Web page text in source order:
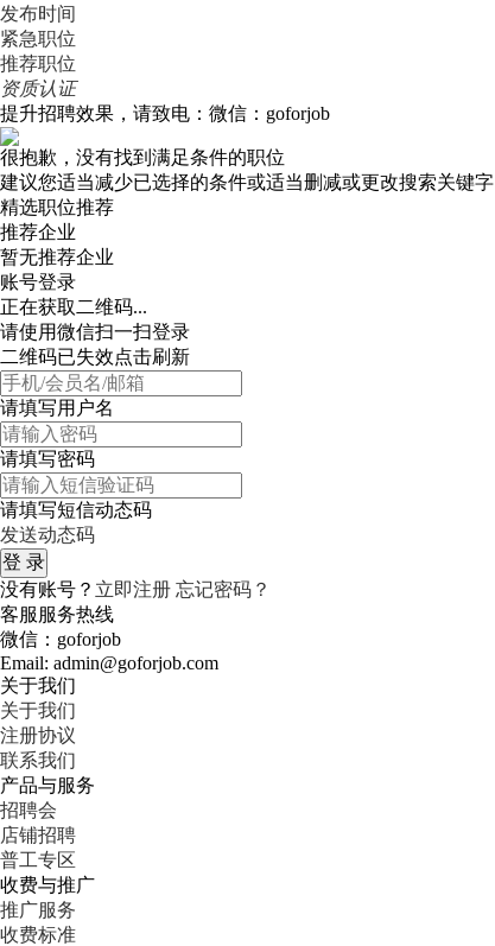
发布时间
紧急职位
推荐职位
资质认证
提升招聘效果，请致电：微信：goforjob
很抱歉，没有找到满足条件的职位
建议您适当减少已选择的条件或适当删减或更改搜索关键字
精选职位推荐
推荐企业
暂无推荐企业
账号登录
正在获取二维码...
请使用微信扫一扫登录
二维码已失效点击刷新
请填写用户名
请填写密码
请填写短信动态码
发送动态码
没有账号？ 立即注册 忘记密码？
客服服务热线
微信：goforjob
Email: admin@goforjob.com
关于我们
关于我们
注册协议
联系我们
产品与服务
招聘会
店铺招聘
普工专区
收费与推广
推广服务
收费标准